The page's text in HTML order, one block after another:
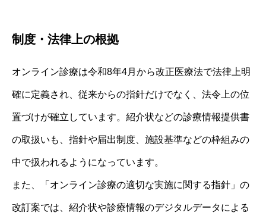
制度・法律上の根拠
オンライン診療は令和8年4月から改正医療法で法律上明
確に定義され、従来からの指針だけでなく、法令上の位
置づけが確立しています。紹介状などの診療情報提供書
の取扱いも、指針や届出制度、施設基準などの枠組みの
中で扱われるようになっています。
また、「オンライン診療の適切な実施に関する指針」の
改訂案では、紹介状や診療情報のデジタルデータによる